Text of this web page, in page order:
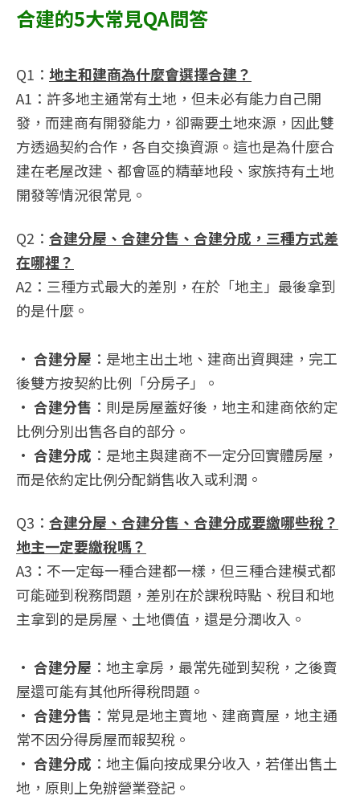
合建的5大常見QA問答
Q1： 地主和建商為什麼會選擇合建？
A1：許多地主通常有土地，但未必有能力自己開
發，而建商有開發能力，卻需要土地來源，因此雙
方透過契約合作，各自交換資源。這也是為什麼合
建在老屋改建、都會區的精華地段、家族持有土地
開發等情況很常見。
Q2： 合建分屋、合建分售、合建分成，三種方式差
在哪裡？
A2：三種方式最大的差別，在於「地主」最後拿到
的是什麼。
• 合建分屋 ：是地主出土地、建商出資興建，完工
後雙方按契約比例「分房子」。
• 合建分售 ：則是房屋蓋好後，地主和建商依約定
比例分別出售各自的部分。
• 合建分成 ：是地主與建商不一定分回實體房屋，
而是依約定比例分配銷售收入或利潤。
Q3： 合建分屋、合建分售、合建分成要繳哪些稅？
地主一定要繳稅嗎？
A3：不一定每一種合建都一樣，但三種合建模式都
可能碰到稅務問題，差別在於課稅時點、稅目和地
主拿到的是房屋、土地價值，還是分潤收入。
• 合建分屋 ：地主拿房，最常先碰到契稅，之後賣
屋還可能有其他所得稅問題。
• 合建分售 ：常見是地主賣地、建商賣屋，地主通
常不因分得房屋而報契稅。
• 合建分成 ：地主偏向按成果分收入，若僅出售土
地，原則上免辦營業登記。